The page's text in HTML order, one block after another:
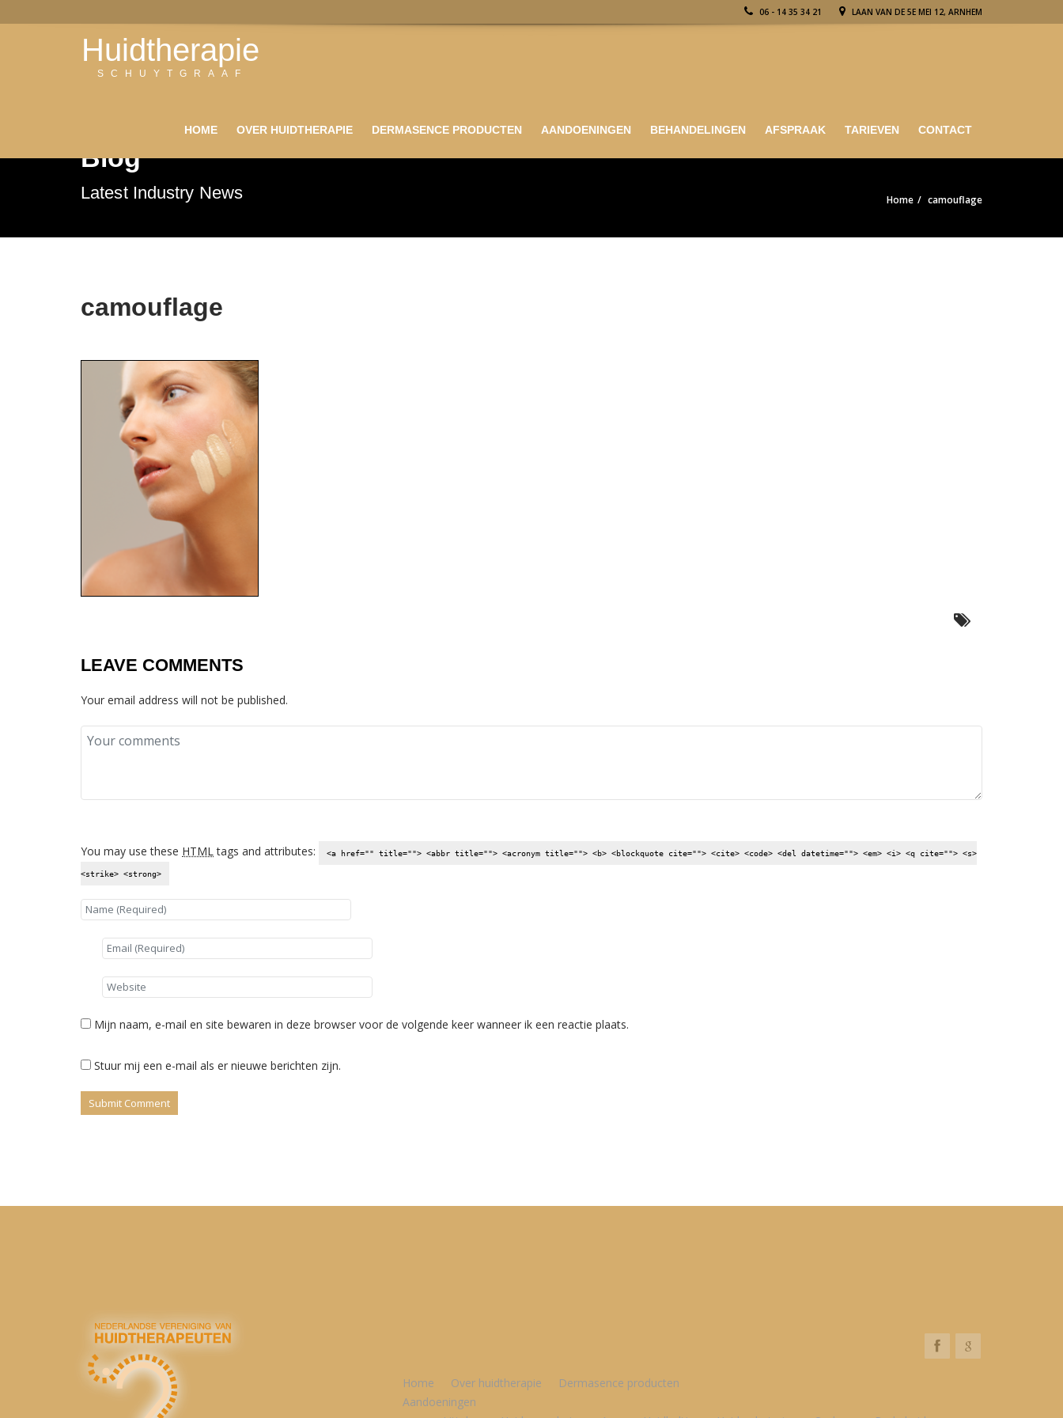
06 - 14 35 34 21 LAAN VAN DE 5E MEI 12, ARNHEM
Huidtherapie
SCHUYTGRAAF
HOME OVER HUIDTHERAPIE DERMASENCE PRODUCTEN AANDOENINGEN BEHANDELINGEN AFSPRAAK TARIEVEN CONTACT
Blog
Latest Industry News Home camouflage
camouflage
LEAVE COMMENTS
Your email address will not be published.
You may use these HTMLtags and attributes: <a href="" title=""> <abbr title=""> <acronym title=""> <b> <blockquote cite=""> <cite> <code> <del datetime=""> <em> <i> <q cite=""> <s>
<strike> <strong>
Mijn naam, e-mail en site bewaren in deze browser voor de volgende keer wanneer ik een reactie plaats.
Stuur mij een e-mail als er nieuwe berichten zijn.
Home Over huidtherapie
Dermasence producten
Aandoeningen